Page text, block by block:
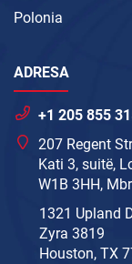
Polonia
ADRESA
+1 205 855
207 Regent
Kati 3, suitë,
W1B 3HH,
1321 Upland
Zyra 3819
Houston, TX